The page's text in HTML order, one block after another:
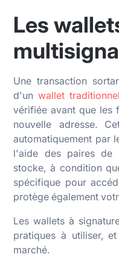
Les
Une transaction
d'unwallet
vérifiée avant que les
nouvelle adresse.
automatiquement par
l'aide des paires de
stocke, à condition
spécifique pour
protège également
Les wallets à
pratiques à utiliser,
marché.